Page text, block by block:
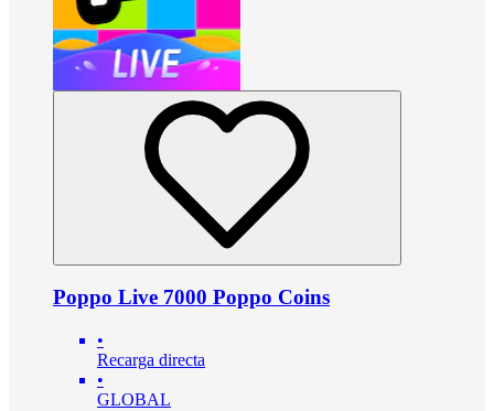
Poppo Live 7000 Poppo Coins
•
Recarga directa
•
GLOBAL